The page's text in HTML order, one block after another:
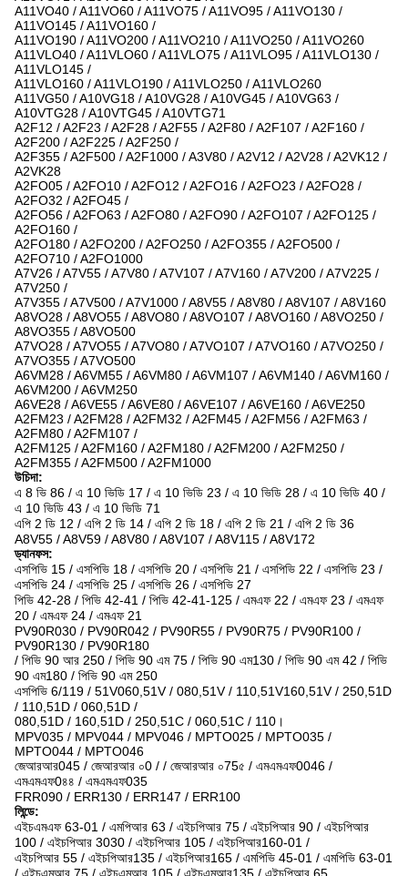
A11VO40 / A11VO60 / A11VO75 / A11VO95 / A11VO130 /
A11VO145 / A11VO160 /
A11VO190 / A11VO200 / A11VO210 / A11VO250 / A11VO260
A11VLO40 / A11VLO60 / A11VLO75 / A11VLO95 / A11VLO130 /
A11VLO145 /
A11VLO160 / A11VLO190 / A11VLO250 / A11VLO260
A11VG50 / A10VG18 / A10VG28 / A10VG45 / A10VG63 /
A10VTG28 / A10VTG45 / A10VTG71
A2F12 / A2F23 / A2F28 / A2F55 / A2F80 / A2F107 / A2F160 /
A2F200 / A2F225 / A2F250 /
A2F355 / A2F500 / A2F1000 / A3V80 / A2V12 / A2V28 / A2VK12 /
A2VK28
A2FO05 / A2FO10 / A2FO12 / A2FO16 / A2FO23 / A2FO28 /
A2FO32 / A2FO45 /
A2FO56 / A2FO63 / A2FO80 / A2FO90 / A2FO107 / A2FO125 /
A2FO160 /
A2FO180 / A2FO200 / A2FO250 / A2FO355 / A2FO500 /
A2FO710 / A2FO1000
A7V26 / A7V55 / A7V80 / A7V107 / A7V160 / A7V200 / A7V225 /
A7V250 /
A7V355 / A7V500 / A7V1000 / A8V55 / A8V80 / A8V107 / A8V160
A8VO28 / A8VO55 / A8VO80 / A8VO107 / A8VO160 / A8VO250 /
A8VO355 / A8VO500
A7VO28 / A7VO55 / A7VO80 / A7VO107 / A7VO160 / A7VO250 /
A7VO355 / A7VO500
A6VM28 / A6VM55 / A6VM80 / A6VM107 / A6VM140 / A6VM160 /
A6VM200 / A6VM250
A6VE28 / A6VE55 / A6VE80 / A6VE107 / A6VE160 / A6VE250
A2FM23 / A2FM28 / A2FM32 / A2FM45 / A2FM56 / A2FM63 /
A2FM80 / A2FM107 /
A2FM125 / A2FM160 / A2FM180 / A2FM200 / A2FM250 /
A2FM355 / A2FM500 / A2FM1000
উচিদা:
এ 8 ভি 86 / এ 10 ভিডি 17 / এ 10 ভিডি 23 / এ 10 ভিডি 28 / এ 10 ভিডি 40 /
এ 10 ভিডি 43 / এ 10 ভিডি 71
এপি 2 ডি 12 / এপি 2 ডি 14 / এপি 2 ডি 18 / এপি 2 ডি 21 / এপি 2 ডি 36
A8V55 / A8V59 / A8V80 / A8V107 / A8V115 / A8V172
ড্যানফস:
এসপিভি 15 / এসপিভি 18 / এসপিভি 20 / এসপিভি 21 / এসপিভি 22 / এসপিভি 23 /
এসপিভি 24 / এসপিভি 25 / এসপিভি 26 / এসপিভি 27
পিভি 42-28 / পিভি 42-41 / পিভি 42-41-125 / এমএফ 22 / এমএফ 23 / এমএফ
20 / এমএফ 24 / এমএফ 21
PV90R030 / PV90R042 / PV90R55 / PV90R75 / PV90R100 /
PV90R130 / PV90R180
/ পিভি 90 আর 250 / পিভি 90 এম 75 / পিভি 90 এম130 / পিভি 90 এম 42 / পিভি
90 এম180 / পিভি 90 এম 250
এসপিভি 6/119 / 51V060,51V / 080,51V / 110,51V160,51V / 250,51D
/ 110,51D / 060,51D /
080,51D / 160,51D / 250,51C / 060,51C / 110।
MPV035 / MPV044 / MPV046 / MPTO025 / MPTO035 /
MPTO044 / MPTO046
জেআরআর045 / জেআরআর ০0 / / জেআরআর ০75৫ / এমএমএফ0046 /
এমএমএফ0৪৪ / এমএমএফ035
FRR090 / ERR130 / ERR147 / ERR100
লিন্ডে:
এইচএমএফ 63-01 / এমপিআর 63 / এইচপিআর 75 / এইচপিআর 90 / এইচপিআর
100 / এইচপিআর 3030 / এইচপিআর 105 / এইচপিআর160-01 /
এইচপিআর 55 / এইচপিআর135 / এইচপিআর165 / এমপিভি 45-01 / এমপিভি 63-01